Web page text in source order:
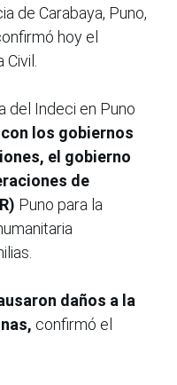
de Carabaya, Puno,
hoy el
del Indeci en Puno
los gobiernos
el gobierno
de
Puno para la
daños a la
confirmó el